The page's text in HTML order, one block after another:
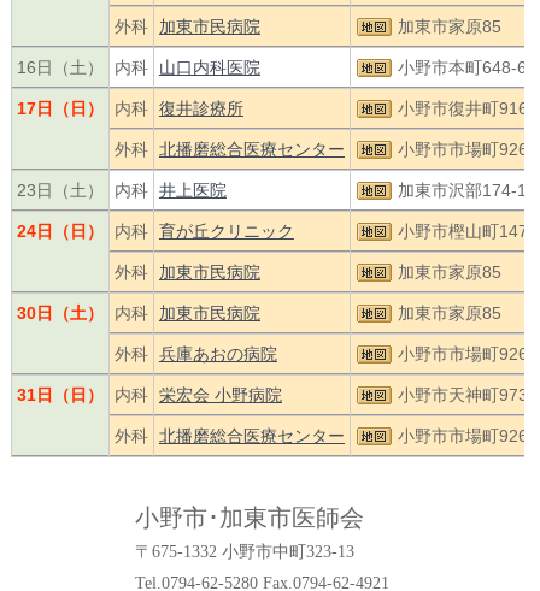
外科 加東市民病院 加東市家原85
16日（土） 内科 山口内科医院 小野市本町648-6
17日（日） 内科 復井診療所 小野市復井町916-
外科 北播磨総合医療センター 小野市市場町926-
23日（土） 内科 井上医院 加東市沢部174-1
24日（日） 内科 育が丘クリニック 小野市樫山町
外科 加東市民病院 加東市家原85
30日（土） 内科 加東市民病院 加東市家原85
外科 兵庫あおの病院 小野市市場町926-
31日（日） 内科 栄宏会 小野病院 小野市天神町973
外科 北播磨総合医療センター 小野市市場町926-
小野市･加東市医師会
〒675-1332 小野市中町323-13
Tel.0794-62-5280 Fax.0794-62-4921